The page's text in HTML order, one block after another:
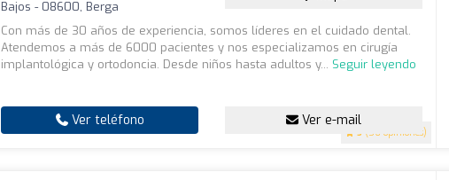
5 (56 opiniones)
Bajos - 08600, Berga
Con más de 30 años de experiencia, somos líderes en el cuidado dental.
Atendemos a más de 6000 pacientes y nos especializamos en cirugía
implantológica y ortodoncia. Desde niños hasta adultos y... Seguir leyendo
Ver teléfono Ver e-mail